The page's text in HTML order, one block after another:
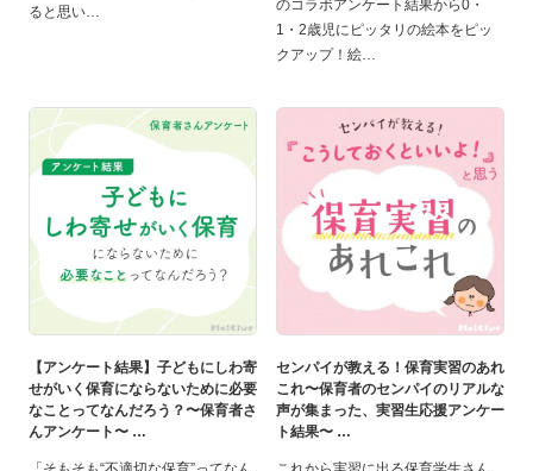
ると思い
のコラボアンケート結果から0・
1・2歳児にピッタリの絵本をピッ
クアップ！絵
【アンケート結果】子どもにしわ寄
せがいく保育にならないために必要
なことってなんだろう？〜保育者さ
んアンケート〜
センパイが教える！保育実習のあれ
これ〜保育者のセンパイのリアルな
声が集まった、実習生応援アンケー
ト結果〜